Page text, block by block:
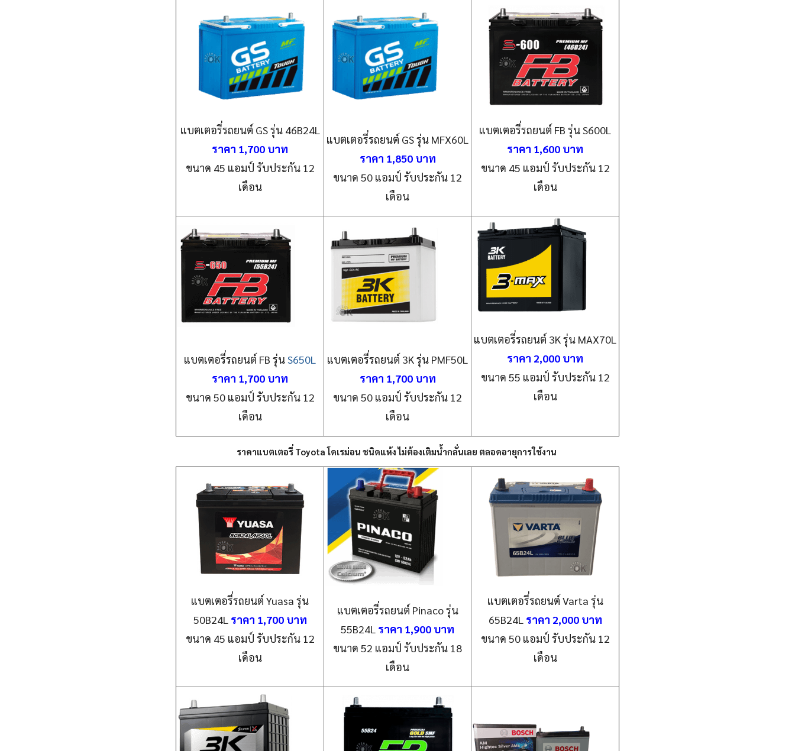
แบตเตอรี่รถยนต์ GS รุ่น 46B24L
ราคา 1,700 บาท
ขนาด 45 แอมป์ รับประกัน 12
เดือน
แบตเตอรี่รถยนต์ GS รุ่น MFX60L
ราคา 1,850 บาท
ขนาด 50 แอมป์ รับประกัน 12
เดือน
แบตเตอรี่รถยนต์ FB รุ่น S600L
ราคา 1,600 บาท
ขนาด 45 แอมป์ รับประกัน 12
เดือน
แบตเตอรี่รถยนต์ FB รุ่น S650L
ราคา 1,700 บาท
ขนาด 50 แอมป์ รับประกัน 12
เดือน
แบตเตอรี่รถยนต์ 3K รุ่น PMF50L
ราคา 1,700 บาท
ขนาด 50 แอมป์ รับประกัน 12
เดือน
แบตเตอรี่รถยนต์ 3K รุ่น MAX70L
ราคา 2,000 บาท
ขนาด 55 แอมป์ รับประกัน 12
เดือน
ราคาแบตเตอรี่ Toyota โดเรม่อน ชนิดแห้ง ไม่ต้องเติมน้ำกลั่นเลย ตลอดอายุการใช้งาน
แบตเตอรี่รถยนต์ Yuasa รุ่น
50B24L ราคา 1,700 บาท
ขนาด 45 แอมป์ รับประกัน 12
เดือน
แบตเตอรี่รถยนต์ Pinaco รุ่น
55B24L ราคา 1,900 บาท
ขนาด 52 แอมป์ รับประกัน 18
เดือน
แบตเตอรี่รถยนต์ Varta รุ่น
65B24L ราคา 2,000 บาท
ขนาด 50 แอมป์ รับประกัน 12
เดือน